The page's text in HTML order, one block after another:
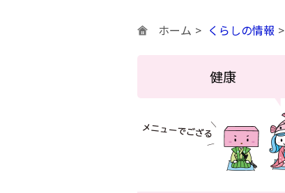
ホーム くらしの情報
健康